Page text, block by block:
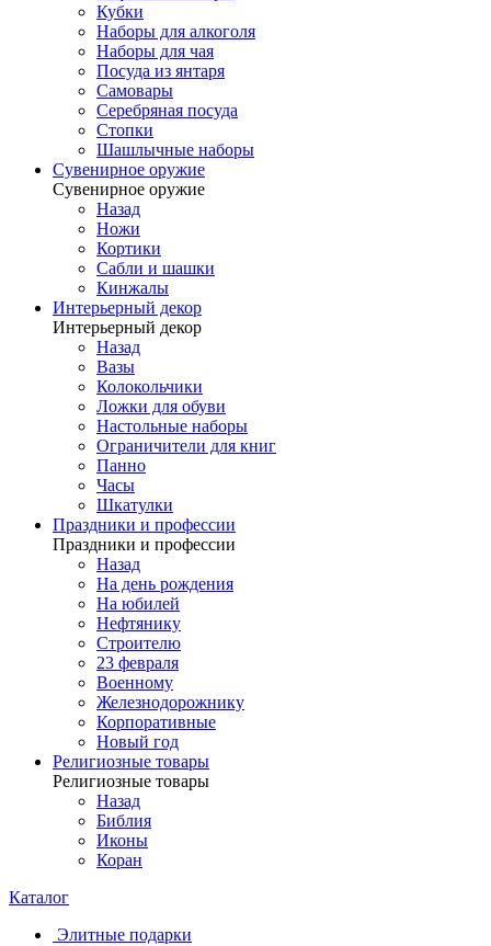
Кубки
Наборы для алкоголя
Наборы для чая
Посуда из янтаря
Самовары
Серебряная посуда
Стопки
Шашлычные наборы
Сувенирное оружие
Сувенирное оружие
Назад
Ножи
Кортики
Сабли и шашки
Кинжалы
Интерьерный декор
Интерьерный декор
Назад
Вазы
Колокольчики
Ложки для обуви
Настольные наборы
Ограничители для книг
Панно
Часы
Шкатулки
Праздники и профессии
Праздники и профессии
Назад
На день рождения
На юбилей
Нефтянику
Строителю
23 февраля
Военному
Железнодорожнику
Корпоративные
Новый год
Религиозные товары
Религиозные товары
Назад
Библия
Иконы
Коран
Каталог
Элитные подарки